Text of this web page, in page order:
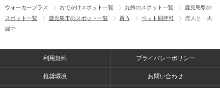
ウォーカープラス おでかけスポット一覧 九州のスポット一覧
鹿児島県の
スポット一覧
鹿児島市のスポット一覧 買う ペット同伴可
恋人と・夫
婦で
利用規約 プライバシーポリシー
推奨環境 お問い合わせ